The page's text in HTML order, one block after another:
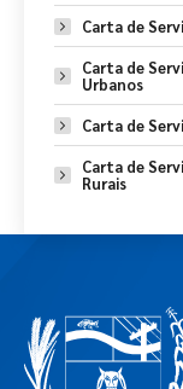
Carta de
Carta de
Urbanos
Carta de
Carta de
Rurais